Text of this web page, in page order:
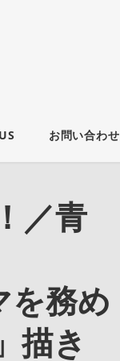
お問い合わせ
／青
を務め
描き